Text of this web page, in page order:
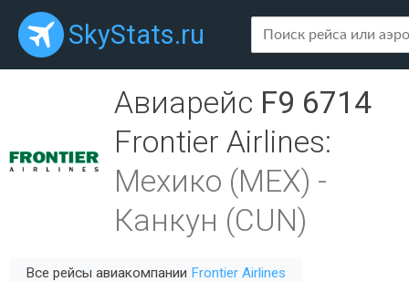
SkyStats.ru
Авиарейс F9 6714
Frontier Airlines:
Мехико (MEX) -
Канкун (CUN)
Все рейсы авиакомпании Frontier Airlines